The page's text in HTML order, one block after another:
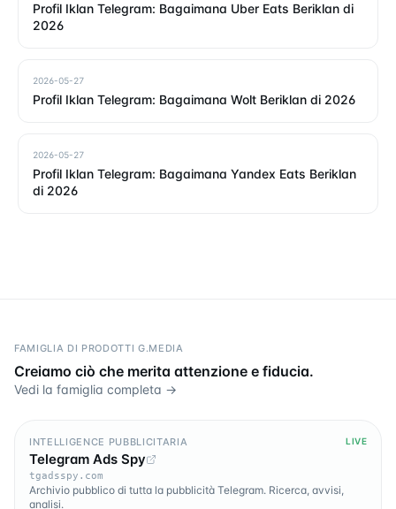
Profil Iklan Telegram: Bagaimana Uber Eats Beriklan di
2026
2026-05-27
Profil Iklan Telegram: Bagaimana Wolt Beriklan di 2026
2026-05-27
Profil Iklan Telegram: Bagaimana Yandex Eats Beriklan
di 2026
FAMIGLIA DI PRODOTTI G.MEDIA
Creiamo ciò che merita attenzione e fiducia.
Vedi la famiglia completa →
INTELLIGENCE PUBBLICITARIA LIVE
Telegram Ads Spy
tgadsspy.com
Archivio pubblico di tutta la pubblicità Telegram. Ricerca, avvisi,
analisi.